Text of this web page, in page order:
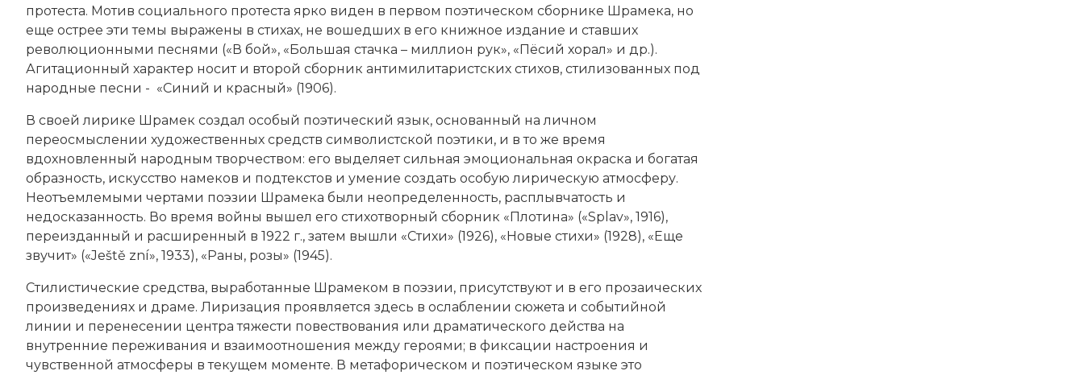
протеста. Мотив социального протеста ярко виден в первом поэтическом сборнике Шрамека, но
еще острее эти темы выражены в стихах, не вошедших в его книжное издание и ставших
революционными песнями («В бой», «Большая стачка – миллион рук», «Пёсий хорал» и др.).
Агитационный характер носит и второй сборник антимилитаристских стихов, стилизованных под
народные песни - «Синий и красный» (1906).
В своей лирике Шрамек создал особый поэтический язык, основанный на личном
переосмыслении художественных средств символистской поэтики, и в то же время
вдохновленный народным творчеством: его выделяет сильная эмоциональная окраска и богатая
образность, искусство намеков и подтекстов и умение создать особую лирическую атмосферу.
Неотъемлемыми чертами поэзии Шрамека были неопределенность, расплывчатость и
недосказанность. Во время войны вышел его стихотворный сборник «Плотина» («Splav», 1916),
переизданный и расширенный в 1922 г., затем вышли «Стихи» (1926), «Новые стихи» (1928), «Еще
звучит» («Ještě zní», 1933), «Раны, розы» (1945).
Стилистические средства, выработанные Шрамеком в поэзии, присутствуют и в его прозаических
произведениях и драме. Лиризация проявляется здесь в ослаблении сюжета и событийной
линии и перенесении центра тяжести повествования или драматического действа на
внутренние переживания и взаимоотношения между героями; в фиксации настроения и
чувственной атмосферы в текущем моменте. В метафорическом и поэтическом языке это